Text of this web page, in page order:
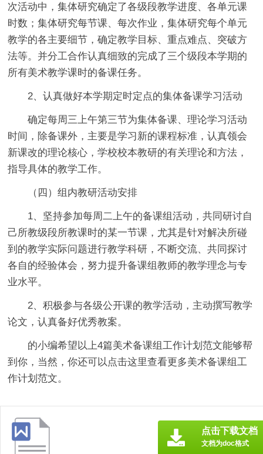
次活动中，集体研究确定了各级段教学进度、各单元课
时数；集体研究每节课、每次作业，集体研究每个单元
教学的各主要细节，确定教学目标、重点难点、突破方
法等。并分工合作认真细致的完成了三个级段本学期的
所有美术教学课时的备课任务。
2、认真做好本学期定时定点的集体备课学习活动
确定每周三上午第三节为集体备课、理论学习活动
时间，除备课外，主要是学习新的课程标准，认真领会
新课改的理论核心，学校校本教研的有关理论和方法，
指导具体的教学工作。
（四）组内教研活动安排
1、坚持参加每周二上午的备课组活动，共同研讨自
己所教级段所教课时的某一节课，尤其是针对解决所碰
到的教学实际问题进行教学科研，不断交流、共同探讨
各自的经验体会，努力提升备课组教师的教学理念与专
业水平。
2、积极参与各级公开课的教学活动，主动撰写教学
论文，认真备好优秀教案。
的小编希望以上4篇美术备课组工作计划范文能够帮
到你，当然，你还可以点击这里查看更多美术备课组工
作计划范文。
点击下载文档
文档为doc格式